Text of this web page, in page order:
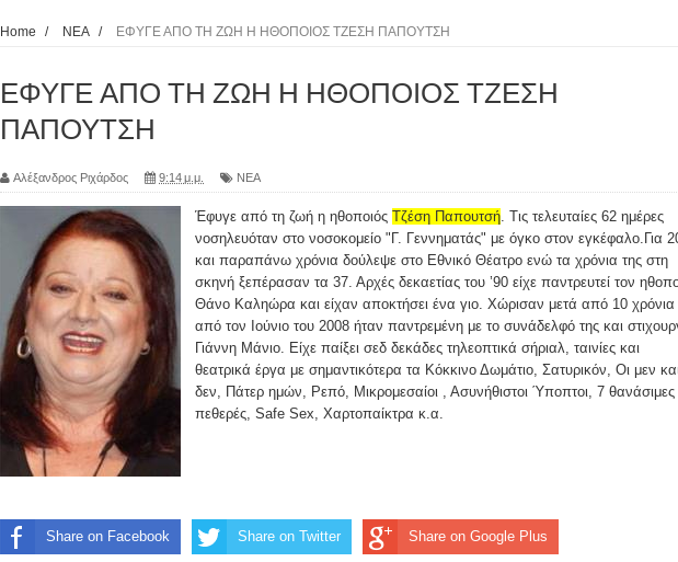
Home / ΝΕΑ / ΕΦΥΓΕ ΑΠΟ ΤΗ ΖΩΗ Η ΗΘΟΠΟΙΟΣ ΤΖΕΣΗ ΠΑΠΟΥΤΣΗ
ΕΦΥΓΕ ΑΠΟ ΤΗ ΖΩΗ Η ΗΘΟΠΟΙΟΣ ΤΖΕΣΗ
ΠΑΠΟΥΤΣΗ
Αλέξανδρος Ριχάρδος 9:14 μ.μ. ΝΕΑ
Έφυγε από τη ζωή η ηθοποιός Τζέση Παπουτσή . Τις τελευταίες 62 ημέρες
νοσηλευόταν στο νοσοκομείο "Γ. Γεννηματάς" με όγκο στον εγκέφαλο.Για
και παραπάνω χρόνια δούλεψε στο Εθνικό Θέατρο ενώ τα χρόνια της στη
σκηνή ξεπέρασαν τα 37. Αρχές δεκαετίας του ’90 είχε παντρευτεί τον
Θάνο Καληώρα και είχαν αποκτήσει ένα γιο. Χώρισαν μετά από 10 χρόνια
από τον Ιούνιο του 2008 ήταν παντρεμένη με το συνάδελφό της και
Γιάννη Μάνιο. Είχε παίξει σεδ δεκάδες τηλεοπτικά σήριαλ, ταινίες και
θεατρικά έργα με σημαντικότερα τα Κόκκινο Δωμάτιο, Σατυρικόν, Οι μεν
δεν, Πάτερ ημών, Ρεπό, Μικρομεσαίοι , Ασυνήθιστοι Ύποπτοι, 7 θανάσιμες
πεθερές, Safe Sex, Χαρτοπαίκτρα κ.α.
Share on Facebook Share on Twitter Share on Google Plus